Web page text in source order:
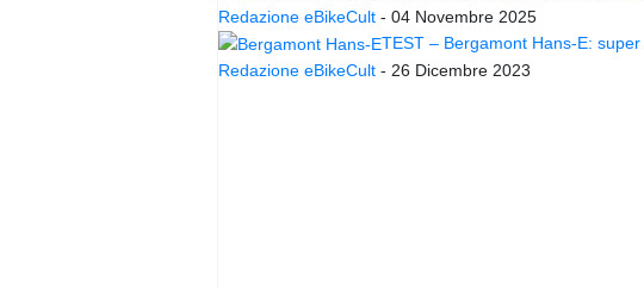
Redazione eBikeCult - 04 Novembre 2025
TEST – Bergamont Hans-E:
Redazione eBikeCult - 26 Dicembre 2023